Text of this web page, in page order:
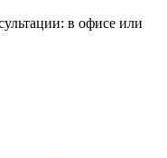
в офисе или